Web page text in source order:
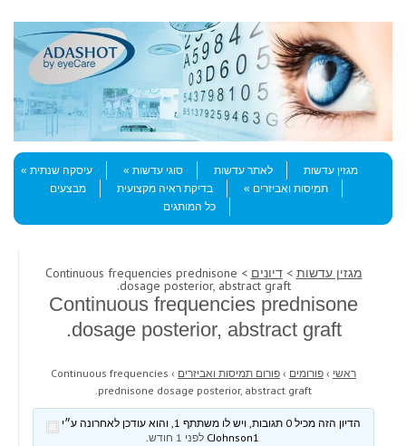
Menu
Skip to content
מגזין עדשות
לאתר עדשות סוגי עדשות
עיסקה שנתית
תמיסות ואביזרים
בדיקת ראיה מקצועית
מבצעים
כל המותגים
מגזין עדשות >דיונים > Continuous frequencies prednisone
dosage posterior, abstract graft.
Continuous frequencies prednisone
dosage posterior, abstract graft.
ראשי › פורומים › פורום תמיסות ואביזרים ›
Continuous frequencies
prednisone dosage posterior, abstract graft.
הדיון הזה מכיל 0 תגובות, ויש לו משתתף 1, והוא עודכן לאחרונה ע״י
לפני 1 חודש .